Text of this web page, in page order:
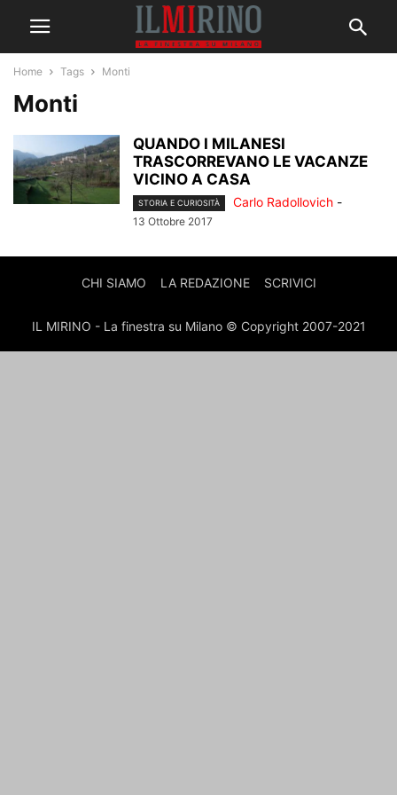
Home Tags Monti
Monti
QUANDO I MILANESI
TRASCORREVANO LE VACANZE
VICINO A CASA
STORIA E CURIOSITÀ Carlo Radollovich -
13 Ottobre 2017
CHI SIAMO LA REDAZIONE SCRIVICI
IL MIRINO - La finestra su Milano © Copyright 2007-2021